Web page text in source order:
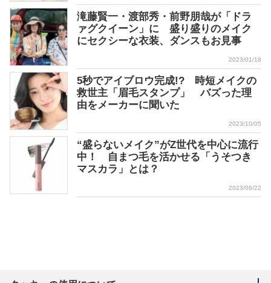
滝藤賢一・渡部秀・前野朋哉が「ドラ
ァグクイーン」に 盛り盛りのメイク
にセクシーな衣装、ダンスもお見事
2023/01/18
5秒でアイブロウ完成!? 時短メイクの
救世主「眉毛スタンプ」 バズった理
由をメーカーに聞いた
2023/10/05
“盛らないメイク”がZ世代を中心に流行
中！ 自まつ毛を活かせる「うそつき
マスカラ」とは？
2023/06/22